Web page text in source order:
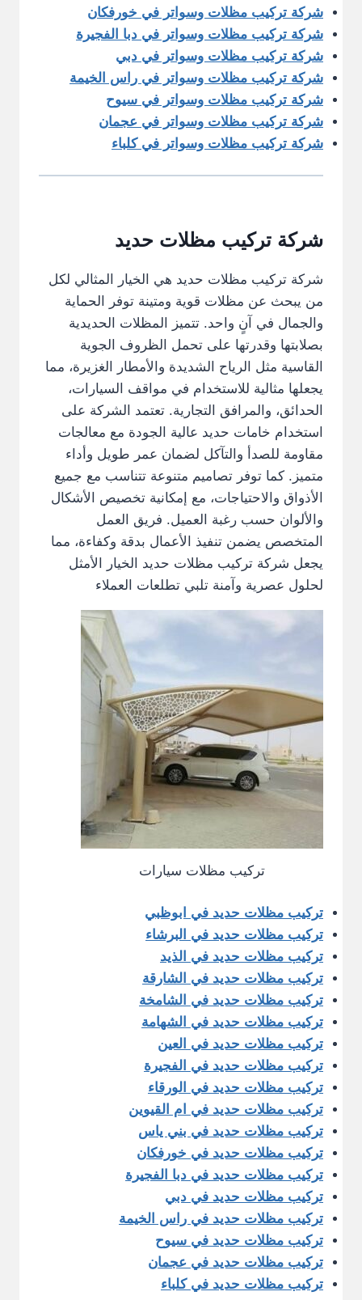
شركة تركيب مظلات وسواتر في خورفكان
شركة تركيب مظلات وسواتر في دبا الفجيرة
شركة تركيب مظلات وسواتر في دبي
شركة تركيب مظلات وسواتر في راس الخيمة
شركة تركيب مظلات وسواتر في سيوح
شركة تركيب مظلات وسواتر في عجمان
شركة تركيب مظلات وسواتر في كلباء
شركة تركيب مظلات حديد
شركة تركيب مظلات حديد هي الخيار المثالي لكل
من يبحث عن مظلات قوية ومتينة توفر الحماية
والجمال في آنٍ واحد. تتميز المظلات الحديدية
بصلابتها وقدرتها على تحمل الظروف الجوية
القاسية مثل الرياح الشديدة والأمطار الغزيرة، مما
يجعلها مثالية للاستخدام في مواقف السيارات،
الحدائق، والمرافق التجارية. تعتمد الشركة على
استخدام خامات حديد عالية الجودة مع معالجات
مقاومة للصدأ والتآكل لضمان عمر طويل وأداء
متميز. كما توفر تصاميم متنوعة تتناسب مع جميع
الأذواق والاحتياجات، مع إمكانية تخصيص الأشكال
والألوان حسب رغبة العميل. فريق العمل
المتخصص يضمن تنفيذ الأعمال بدقة وكفاءة، مما
يجعل شركة تركيب مظلات حديد الخيار الأمثل
لحلول عصرية وآمنة تلبي تطلعات العملاء
تركيب مظلات سيارات
تركيب مظلات حديد في ابوظبي
تركيب مظلات حديد في البرشاء
تركيب مظلات حديد في الذيد
تركيب مظلات حديد في الشارقة
تركيب مظلات حديد في الشامخة
تركيب مظلات حديد في الشهامة
تركيب مظلات حديد في العين
تركيب مظلات حديد في الفجيرة
تركيب مظلات حديد في الورقاء
تركيب مظلات حديد في ام القيوين
تركيب مظلات حديد في بني ياس
تركيب مظلات حديد في خورفكان
تركيب مظلات حديد في دبا الفجيرة
تركيب مظلات حديد في دبي
تركيب مظلات حديد في راس الخيمة
تركيب مظلات حديد في سيوح
تركيب مظلات حديد في عجمان
تركيب مظلات حديد في كلباء